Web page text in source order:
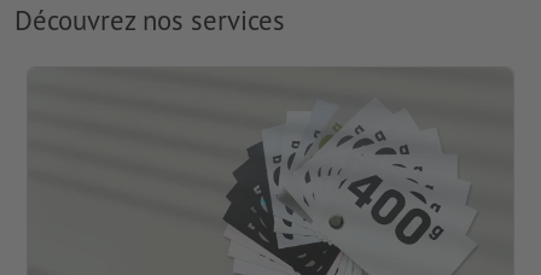
Découvrez nos services